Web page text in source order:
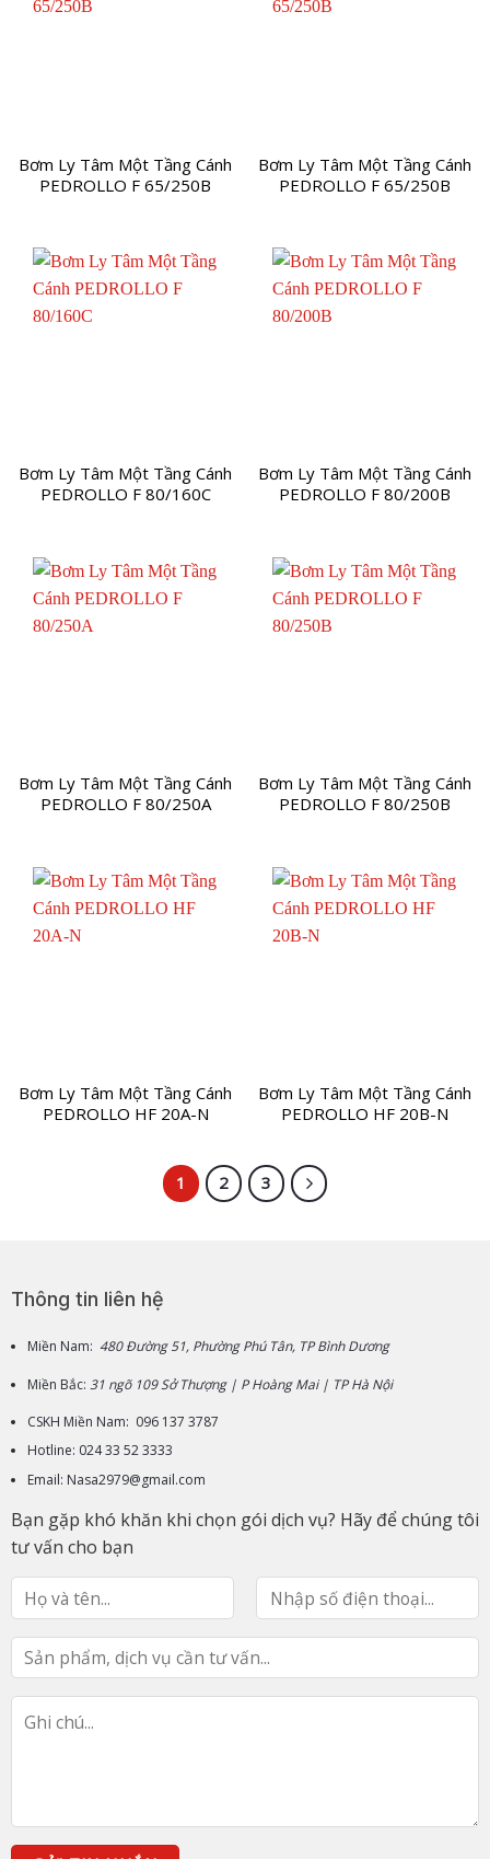
Bơm Ly Tâm Một Tầng Cánh
PEDROLLO F 65/250B
Bơm Ly Tâm Một Tầng Cánh
PEDROLLO F 65/250B
Bơm Ly Tâm Một Tầng Cánh
PEDROLLO F 80/160C
Bơm Ly Tâm Một Tầng Cánh
PEDROLLO F 80/200B
Bơm Ly Tâm Một Tầng Cánh
PEDROLLO F 80/250A
Bơm Ly Tâm Một Tầng Cánh
PEDROLLO F 80/250B
Bơm Ly Tâm Một Tầng Cánh
PEDROLLO HF 20A-N
Bơm Ly Tâm Một Tầng Cánh
PEDROLLO HF 20B-N
1 2 3
Thông tin liên hệ
Miền Nam: 480 Đường 51, Phường Phú Tân, TP Bình Dương
Miền Bắc: 31 ngõ 109 Sở Thượng | P Hoàng Mai | TP Hà Nội
CSKH Miền Nam: 096 137 3787
Hotline: 024 33 52 3333
Email: Nasa2979@gmail.com
Bạn gặp khó khăn khi chọn gói dịch vụ? Hãy để chúng tôi
tư vấn cho bạn